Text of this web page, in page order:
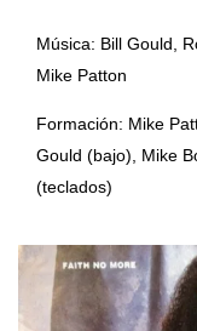
Música: Bill Gould,
Mike Patton
Formación: Mike
Gould (bajo), Mike
(teclados)